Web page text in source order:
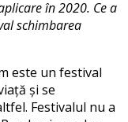
în 2020. Ce a
schimbarea
este un festival
şi se
Festivalul nu a